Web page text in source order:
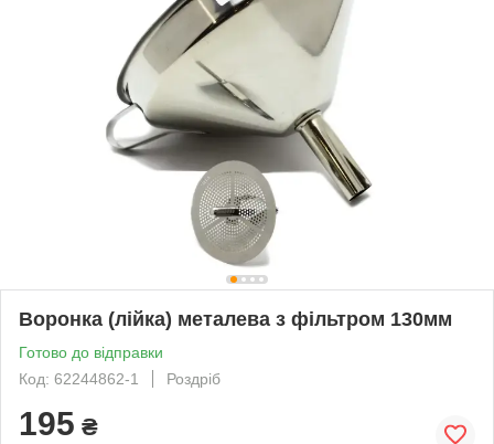
Воронка (лійка) металева з фільтром 130мм
Готово до відправки
Код: 62244862-1
Роздріб
195 ₴